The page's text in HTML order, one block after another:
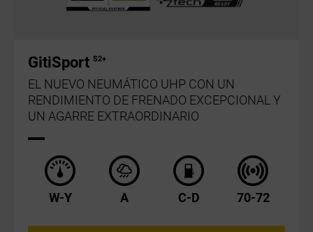
GitiSport S2+
EL NUEVO NEUMÁTICO UHP CON UN
RENDIMIENTO DE FRENADO EXCEPCIONAL Y
UN AGARRE EXTRAORDINARIO
W-Y A C-D 70-72